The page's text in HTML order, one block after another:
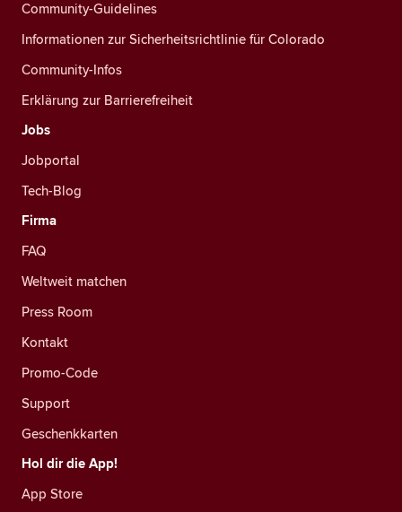
Community-Guidelines
Informationen zur Sicherheitsrichtlinie für Colorado
Community-Infos
Erklärung zur Barrierefreiheit
Jobs
Jobportal
Tech-Blog
Firma
FAQ
Weltweit matchen
Press Room
Kontakt
Promo-Code
Support
Geschenkkarten
Hol dir die App!
App Store